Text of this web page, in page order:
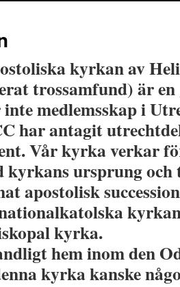
kyrkan av
trossamfund) är
medlemsskap i
har antagit
Vår kyrka verkar
kyrkans ursprung
apostolisk
kyrka.
hem inom den
kyrka kanske